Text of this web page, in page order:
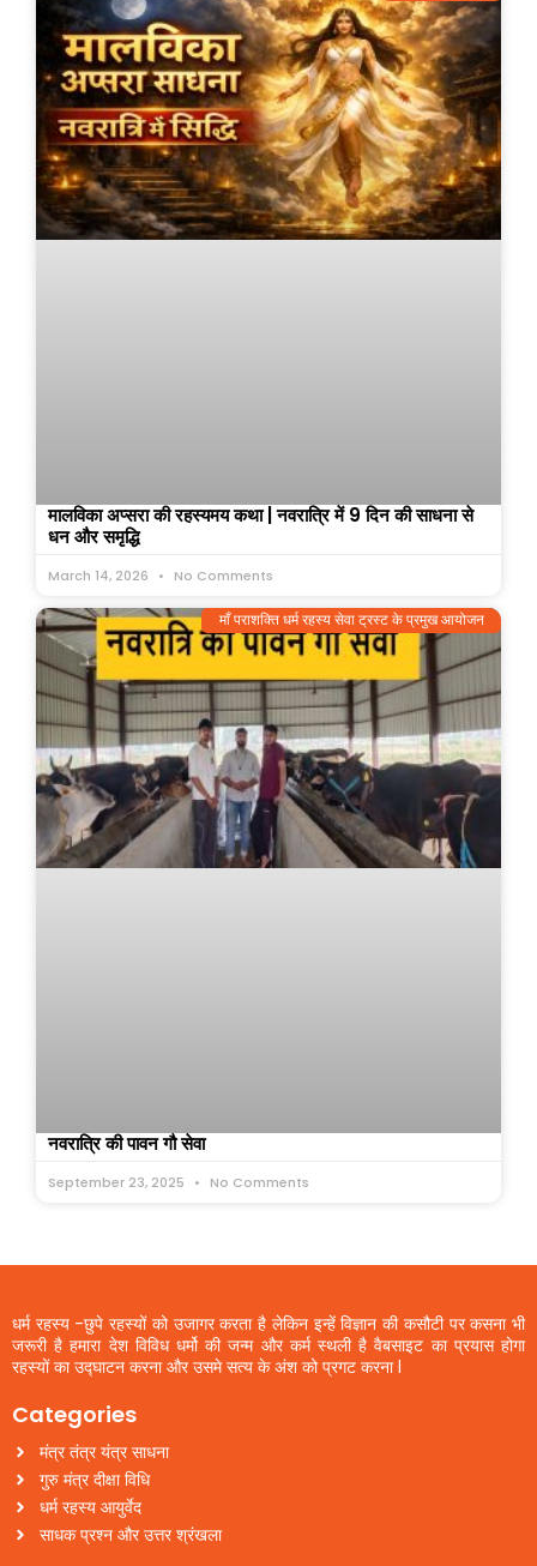
मालविका अप्सरा की रहस्यमय कथा | नवरात्रि में 9 दिन की साधना से
धन और समृद्धि
March 14, 2026 No Comments
माँ पराशक्ति धर्म रहस्य सेवा ट्रस्ट के प्रमुख आयोजन
नवरात्रि की पावन गौ सेवा
September 23, 2025 No Comments
धर्म रहस्य -छुपे रहस्यों को उजागर करता है लेकिन इन्हें विज्ञान की कसौटी पर कसना भी
जरूरी है हमारा देश विविध धर्मो की जन्म और कर्म स्थली है वैबसाइट का प्रयास होगा
रहस्यों का उद्घाटन करना और उसमे सत्य के अंश को प्रगट करना l
Categories
मंत्र तंत्र यंत्र साधना
गुरु मंत्र दीक्षा विधि
धर्म रहस्य आयुर्वेद
साधक प्रश्न और उत्तर श्रंखला